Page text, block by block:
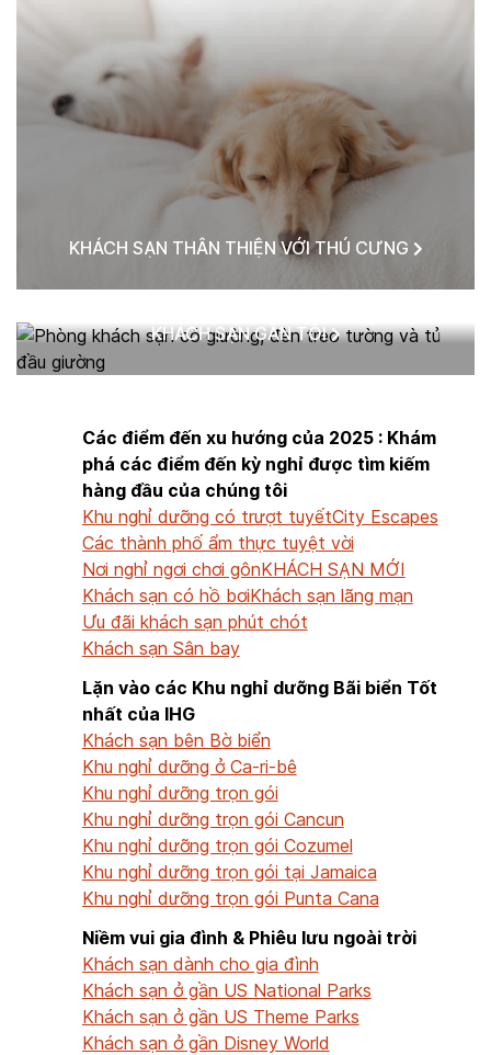
KHÁCH SẠN THÂN THIỆN VỚI THÚ CƯNG
KHÁCH SẠN GẦN TÔI
Các điểm đến xu hướng của 2025 : Khám
phá các điểm đến kỳ nghỉ được tìm kiếm
hàng đầu của chúng tôi
Khu nghỉ dưỡng có trượt tuyếtCity Escapes
Các thành phố ẩm thực tuyệt vời
Nơi nghỉ ngơi chơi gônKHÁCH SẠN MỚI
Khách sạn có hồ bơiKhách sạn lãng mạn
Ưu đãi khách sạn phút chót
Khách sạn Sân bay
Lặn vào các Khu nghỉ dưỡng Bãi biển Tốt
nhất của IHG
Khách sạn bên Bờ biển
Khu nghỉ dưỡng ở Ca-ri-bê
Khu nghỉ dưỡng trọn gói
Khu nghỉ dưỡng trọn gói Cancun
Khu nghỉ dưỡng trọn gói Cozumel
Khu nghỉ dưỡng trọn gói tại Jamaica
Khu nghỉ dưỡng trọn gói Punta Cana
Niềm vui gia đình & Phiêu lưu ngoài trời
Khách sạn dành cho gia đình
Khách sạn ở gần US National Parks
Khách sạn ở gần US Theme Parks
Khách sạn ở gần Disney World